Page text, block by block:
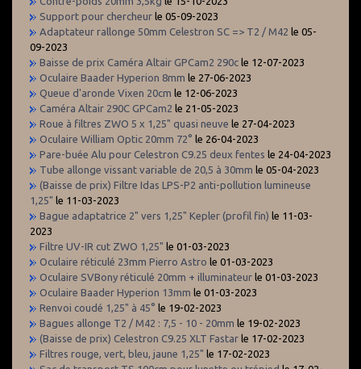
Support pour chercheur le 05-09-2023
Adaptateur rallonge 50mm Celestron SC => T2 / M42 le 05-
09-2023
Baisse de prix Caméra Altair GPCam2 290c le 12-07-2023
Oculaire Baader Hyperion 8mm le 27-06-2023
Queue d'aronde Vixen 20cm le 12-06-2023
Caméra Altair 290C GPCam2 le 21-05-2023
Roue à filtres ZWO 5 x 1,25" quasi neuve le 27-04-2023
Oculaire William Optic 20mm 72° le 26-04-2023
Pare-buée Alu pour Celestron C9.25 deux fentes le 24-04-2023
Tube allonge vissant variable de 20,5 à 30mm le 05-04-2023
(Baisse de prix) Filtre Idas LPS-P2 anti-pollution lumineuse
1,25" le 11-03-2023
Bague adaptatrice 2" vers 1,25" Kepler (profil fin) le 11-03-
2023
Filtre UV-IR cut ZWO 1,25" le 01-03-2023
Oculaire réticulé 23mm Pierro Astro le 01-03-2023
Oculaire SVBony réticulé 20mm + illuminateur le 01-03-2023
Oculaire Baader Hyperion 13mm le 01-03-2023
Renvoi coudé 1,25" à 45° le 19-02-2023
Bagues allonge T2 / M42 : 7,5 - 10 - 20mm le 19-02-2023
(Baisse de prix) Celestron C9.25 XLT Fastar le 17-02-2023
Filtres rouge, vert, bleu, jaune 1,25" le 17-02-2023